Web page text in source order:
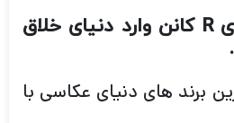
با دوربین های سری R کانن وارد دنیای خلاق
برند های دنیای عکاسی با